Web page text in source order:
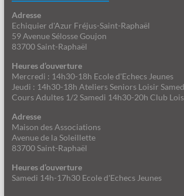
Adresse
Echiquier d'Azur Fréjus-Saint-Raphaël
59 Avenue Sélosse Goujon
83700 Saint-Raphaël
Heures d’ouverture
Mercredi : 14h30-18h Ecole d'Echecs Jeunes
Jeudi : 14h30-18h Ateliers Seniors Loisir
Cours Adultes 1/2 Samedi 14h30-20h Club
Adresse
Maison des Associations
Avenue de la Soleillette
83700 Saint-Raphaël
Heures d’ouverture
Samedi 14h-17h30 Ecole d'Echecs Jeunes